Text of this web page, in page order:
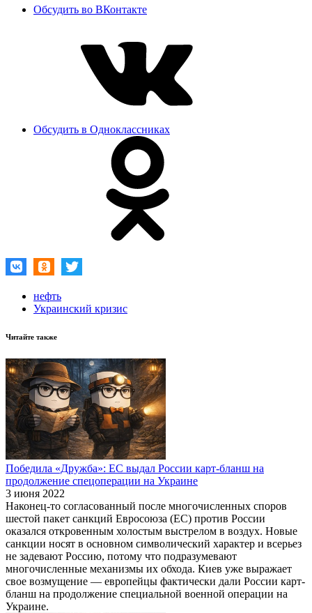
Обсудить во ВКонтакте
Обсудить в Одноклассниках
нефть
Украинский кризис
Читайте также
Победила «Дружба»: ЕС выдал России карт-бланш на
продолжение спецоперации на Украине
3 июня 2022
Наконец-то согласованный после многочисленных споров
шестой пакет санкций Евросоюза (ЕС) против России
оказался откровенным холостым выстрелом в воздух. Новые
санкции носят в основном символический характер и всерьез
не задевают Россию, потому что подразумевают
многочисленные механизмы их обхода. Киев уже выражает
свое возмущение — европейцы фактически дали России карт-
бланш на продолжение специальной военной операции на
Украине.